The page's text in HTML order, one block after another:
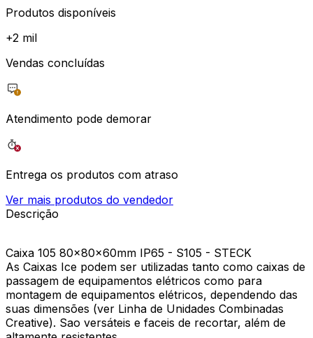
Produtos disponíveis
+2 mil
Vendas concluídas
Atendimento pode demorar
Entrega os produtos com atraso
Ver mais produtos do vendedor
Descrição
Caixa 105 80x80x60mm IP65 - S105 - STECK
As Caixas Ice podem ser utilizadas tanto como caixas de
passagem de equipamentos elétricos como para
montagem de equipamentos elétricos, dependendo das
suas dimensões (ver Linha de Unidades Combinadas
Creative). Sao versáteis e faceis de recortar, além de